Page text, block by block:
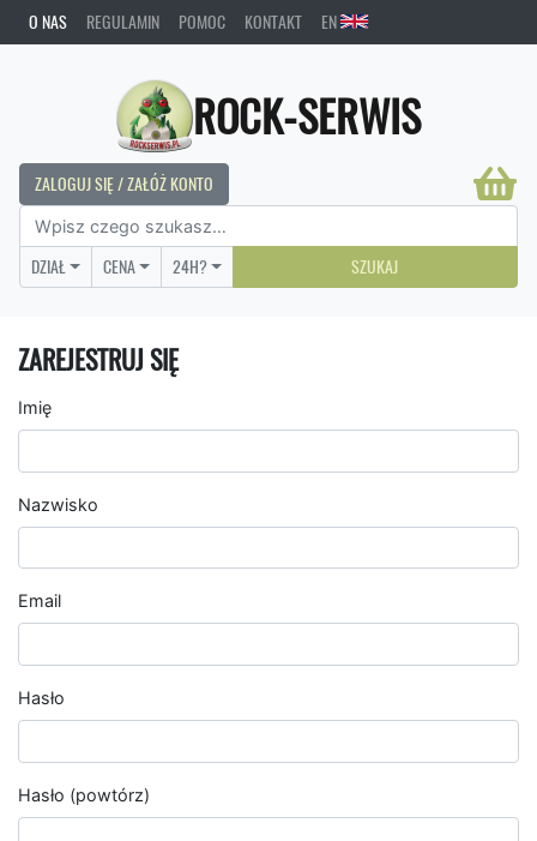
O NAS REGULAMIN POMOC KONTAKT EN
ROCK-SERWIS
ZALOGUJ SIĘ / ZAŁÓŻ KONTO
DZIAŁ CENA 24H? SZUKAJ
ZAREJESTRUJ SIĘ
Imię
Nazwisko
Email
Hasło
Hasło (powtórz)